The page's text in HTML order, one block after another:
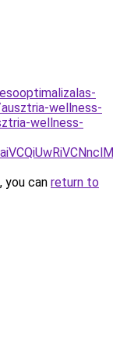
wellness-
wellness-
you can return to